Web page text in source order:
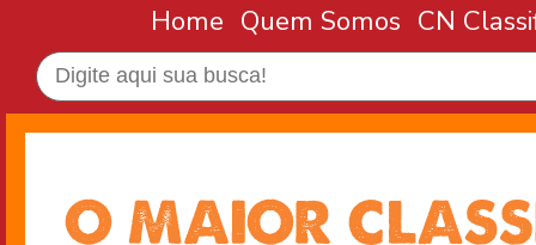
Home Quem Somos CN